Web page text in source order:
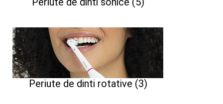
Periute de dinti rotative (3)